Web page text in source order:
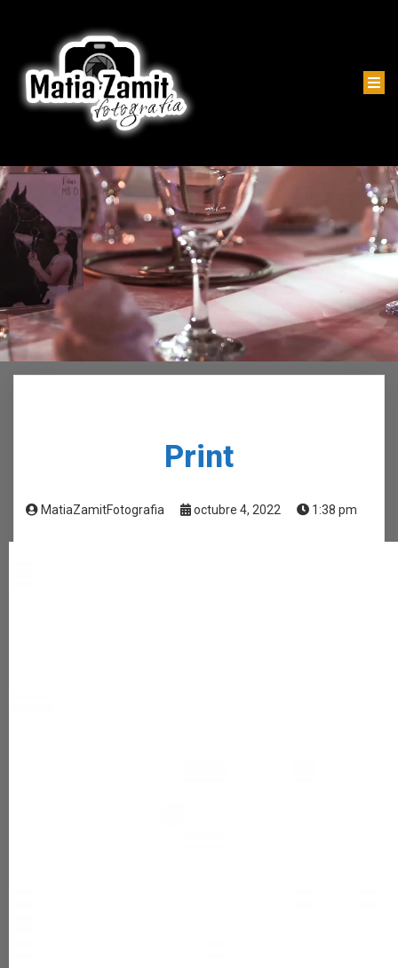
Print
MatiaZamitFotografia octubre 4, 2022 1:38 pm